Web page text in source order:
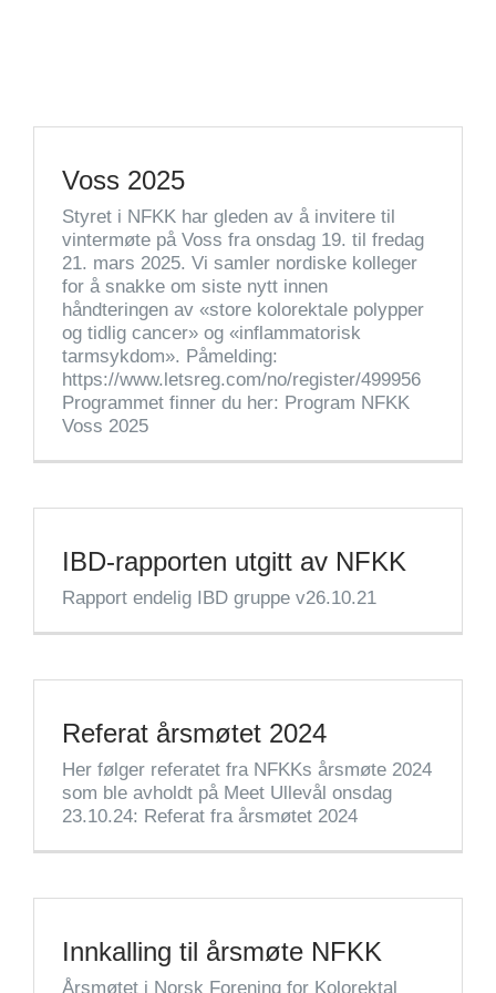
Voss 2025
Styret i NFKK har gleden av å invitere til
vintermøte på Voss fra onsdag 19. til fredag
21. mars 2025. Vi samler nordiske kolleger
for å snakke om siste nytt innen
håndteringen av «store kolorektale polypper
og tidlig cancer» og «inflammatorisk
tarmsykdom». Påmelding:
https://www.letsreg.com/no/register/499956
Programmet finner du her: Program NFKK
Voss 2025
IBD-rapporten utgitt av NFKK
Rapport endelig IBD gruppe v26.10.21
Referat årsmøtet 2024
Her følger referatet fra NFKKs årsmøte 2024
som ble avholdt på Meet Ullevål onsdag
23.10.24: Referat fra årsmøtet 2024
Innkalling til årsmøte NFKK
Årsmøtet i Norsk Forening for Kolorektal